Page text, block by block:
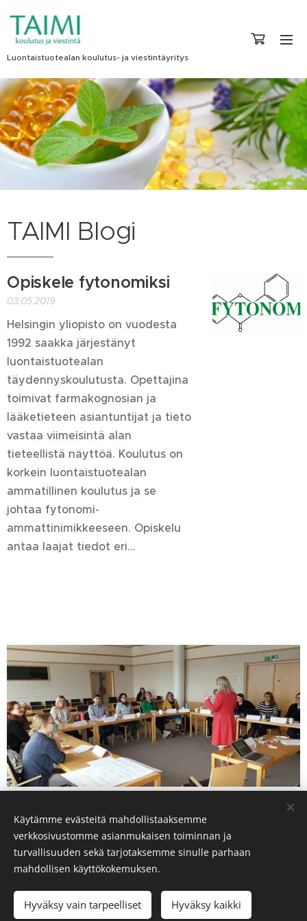
Luontaistuotealan koulutus- ja viestintäyritys
TAIMI Blogi
Opiskele fytonomiksi
03.05.2019
Helsingin yliopisto on vuodesta
1992 saakka järjestänyt
luontaistuotealan
täydennyskoulutusta. Opettajina
toimivat farmakognosian ja
lääketieteen asiantuntijat ja tieto
vastaa viimeisintä alan
tieteellistä näyttöä. Koulutus on
korkein luontaistuotealan
ammatillinen koulutus ja se
johtaa fytonomi-
ammattinimikkeeseen. Opiskelu
antaa laajat tiedot eri...
Myynnin ammattitutkinto (AITO-hyvän olon kauppa-
Opiskelu kannattaa aina!
Käytämme evästeitä mahdollistaaksemme
verkkosivustomme asianmukaisen toiminnan ja
turvallisuuden sekä tarjotaksemme sinulle parhaan
mahdollisen käyttökokemuksen.
Hyväksy vain tarpeelliset Hyväksy kaikki